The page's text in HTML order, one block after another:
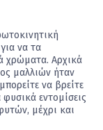
να τα
χρώματα. Αρχικά
μαλλιών ήταν
να βρείτε
εντομίσεις
μέχρι και